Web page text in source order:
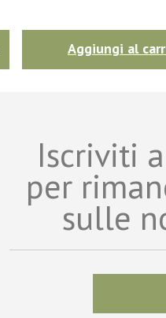
Aggiungi al
Iscriviti
per
sulle